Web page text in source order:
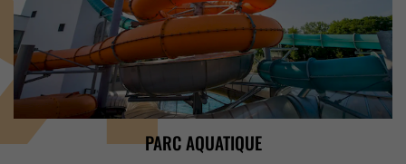
PARC AQUATIQUE